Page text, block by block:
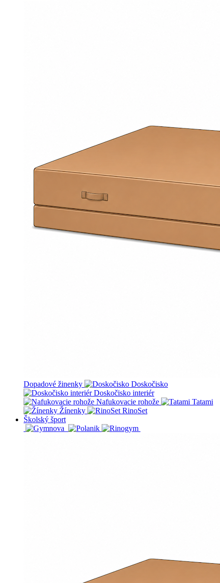
Dopadové žinenky
Doskočisko
Doskočisko interiér
Nafukovacie rohože
Tatami
Žínenky
RinoSet
Školský šport